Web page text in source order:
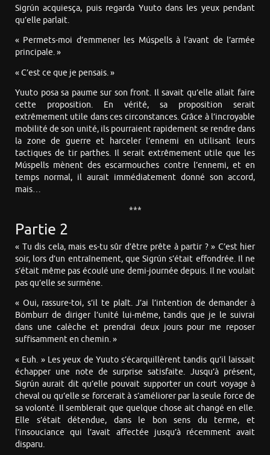
Sigrún acquiesça, puis regarda Yuuto dans les yeux pendant
qu’elle parlait.
« Permets-moi d’emmener les Múspells à l’avant de l’armée
principale. »
« C’est ce que je pensais. »
Yuuto posa sa paume sur son front. Il savait qu’elle allait faire
cette proposition. En vérité, sa proposition serait
extrêmement utile dans ces circonstances. Grâce à l’incroyable
mobilité de son unité, ils pourraient rapidement se rendre dans
la zone de guerre et harceler l’ennemi en utilisant leurs
tactiques de tir parthes. Il serait extrêmement utile que les
Múspells mènent des escarmouches contre l’ennemi, et en
temps normal, il aurait immédiatement donné son accord,
mais…
***
Partie 2
« Tu dis cela, mais es-tu sûr d’être prête à partir ? » C’est hier
soir, lors d’un entraînement, que Sigrún s’était effondrée. Il ne
s’était même pas écoulé une demi-journée depuis. Il ne voulait
pas qu’elle se surmène.
« Oui, rassure-toi, s’il te plaît. J’ai l’intention de demander à
Bömburr de diriger l’unité lui-même, tandis que je le suivrai
dans une calèche et prendrai deux jours pour me reposer
suffisamment en chemin. »
« Euh. » Les yeux de Yuuto s’écarquillèrent tandis qu’il laissait
échapper une note de surprise satisfaite. Jusqu’à présent,
Sigrún aurait dit qu’elle pouvait supporter un court voyage à
cheval ou qu’elle se forcerait à s’améliorer par la seule force de
sa volonté. Il semblerait que quelque chose ait changé en elle.
Elle s’était détendue, dans le bon sens du terme, et
l’insouciance qui l’avait affectée jusqu’à récemment avait
disparu.